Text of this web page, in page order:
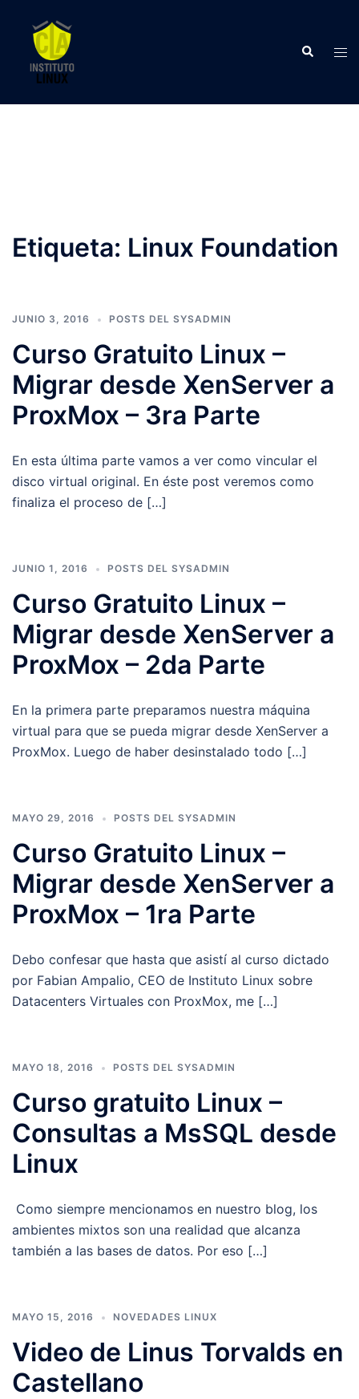
contenido
Buscar
Etiqueta: Linux Foundation
JUNIO 3, 2016 POSTS DEL SYSADMIN
Curso Gratuito Linux –
Migrar desde XenServer a
ProxMox – 3ra Parte
En esta última parte vamos a ver como vincular el
disco virtual original. En éste post veremos como
finaliza el proceso de […]
JUNIO 1, 2016 POSTS DEL SYSADMIN
Curso Gratuito Linux –
Migrar desde XenServer a
ProxMox – 2da Parte
En la primera parte preparamos nuestra máquina
virtual para que se pueda migrar desde XenServer a
ProxMox. Luego de haber desinstalado todo […]
MAYO 29, 2016 POSTS DEL SYSADMIN
Curso Gratuito Linux –
Migrar desde XenServer a
ProxMox – 1ra Parte
Debo confesar que hasta que asistí al curso dictado
por Fabian Ampalio, CEO de Instituto Linux sobre
Datacenters Virtuales con ProxMox, me […]
MAYO 18, 2016 POSTS DEL SYSADMIN
Curso gratuito Linux –
Consultas a MsSQL desde
Linux
Como siempre mencionamos en nuestro blog, los
ambientes mixtos son una realidad que alcanza
también a las bases de datos. Por eso […]
MAYO 15, 2016 NOVEDADES LINUX
Video de Linus Torvalds en
Castellano